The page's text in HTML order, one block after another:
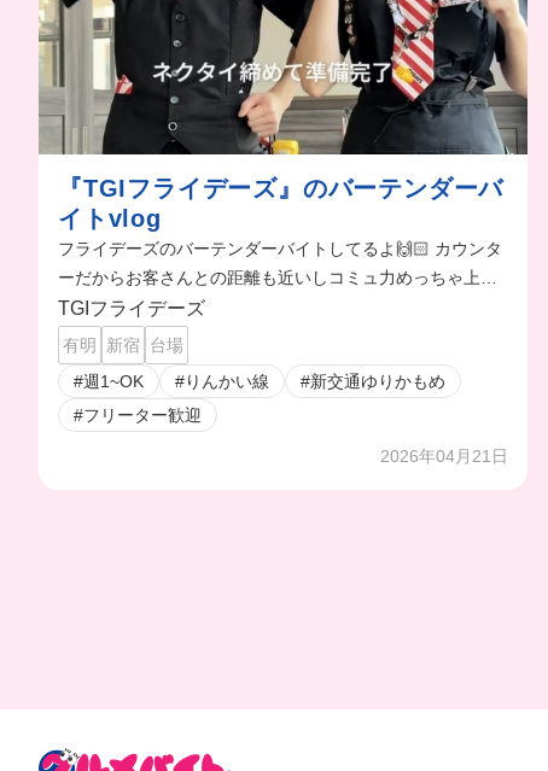
『TGIフライデーズ』のバーテンダーバ
イトvlog
フライデーズのバーテンダーバイトしてるよ🙌🏻 カウンタ
ーだからお客さんとの距離も近いしコミュ力めっちゃ上が
ってる😊
TGIフライデーズ
有明 新宿
台場
#週1~OK
#りんかい線
#新交通ゆりかもめ
#フリーター歓迎
2026年04月21日